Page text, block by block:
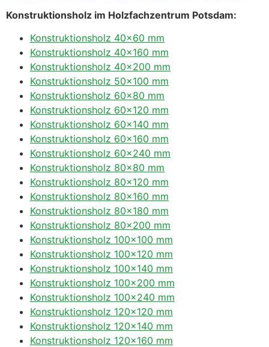
Konstruktionsholz im Holzfachzentrum Potsdam:
Konstruktionsholz 40×60 mm
Konstruktionsholz 40×160 mm
Konstruktionsholz 40×200 mm
Konstruktionsholz 50×100 mm
Konstruktionsholz 60×80 mm
Konstruktionsholz 60×120 mm
Konstruktionsholz 60×140 mm
Konstruktionsholz 60×160 mm
Konstruktionsholz 60×240 mm
Konstruktionsholz 80×80 mm
Konstruktionsholz 80×120 mm
Konstruktionsholz 80×160 mm
Konstruktionsholz 80×180 mm
Konstruktionsholz 80×200 mm
Konstruktionsholz 100×100 mm
Konstruktionsholz 100×120 mm
Konstruktionsholz 100×140 mm
Konstruktionsholz 100×200 mm
Konstruktionsholz 100×240 mm
Konstruktionsholz 120×120 mm
Konstruktionsholz 120×140 mm
Konstruktionsholz 120×160 mm